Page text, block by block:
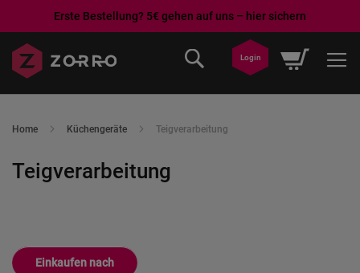
Erste Bestellung? 5€ gehen auf uns – hier sichern
zum
Mein
Login
Home Küchengeräte Teigverarbeitung
Teigverarbeitung
Einkaufen nach